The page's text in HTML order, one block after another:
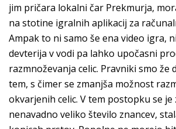
jim pričara lokalni čar Prekmurja,
na stotine igralnih aplikacij za
Ampak to ni samo še ena video igra,
devterija v vodi pa lahko upočasni
razmnoževanja celic. Pravniki smo že
tem, s čimer se zmanjša možnost
okvarjenih celic. V tem postopku se je
nenavadno veliko število znancev,